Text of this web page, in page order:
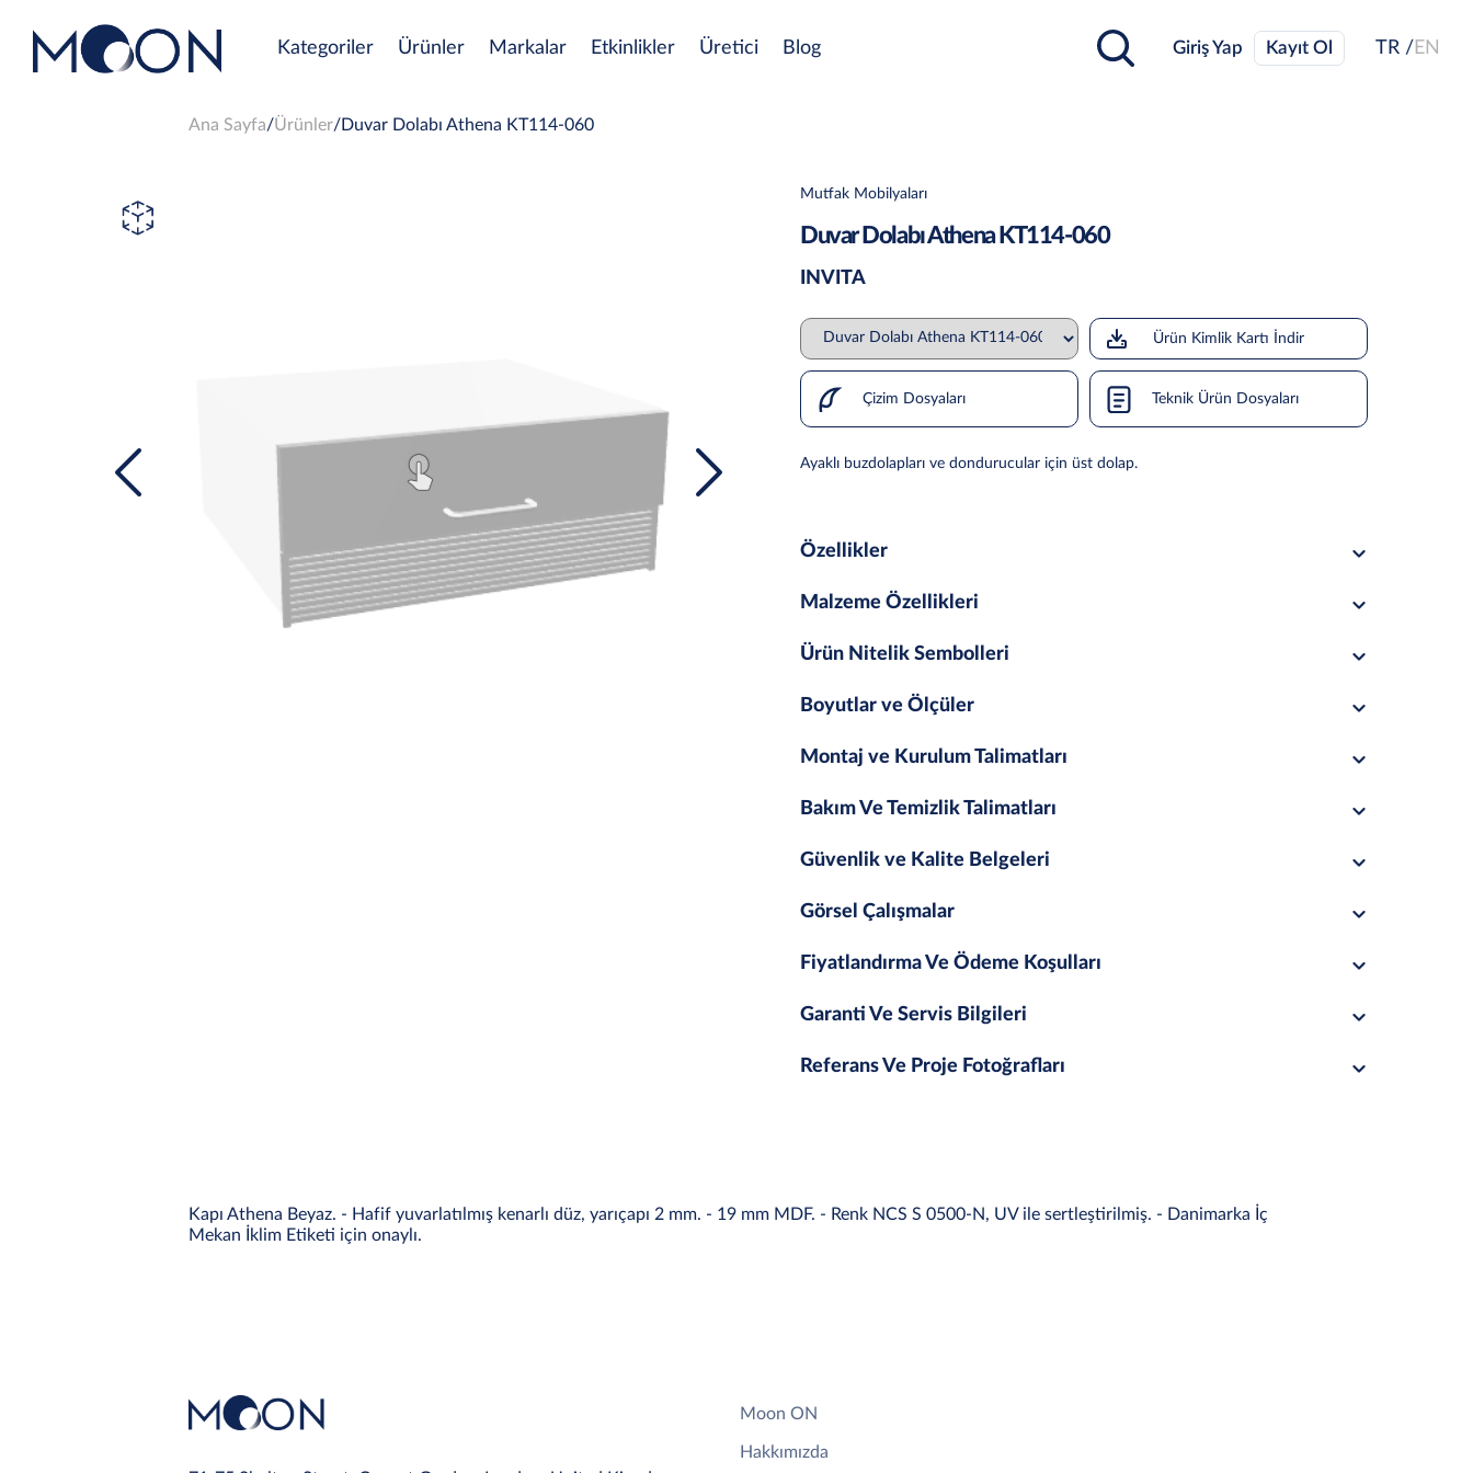
Kategoriler Ürünler Markalar Etkinlikler Üretici Blog Giriş Yap Kayıt Ol TR / EN
Ana Sayfa Ürünler Duvar Dolabı Athena KT114-060
Mutfak Mobilyaları
Duvar Dolabı Athena KT114-060
INVITA
Ürün Kimlik Kartı İndir
Çizim Dosyaları Teknik Ürün Dosyaları
Ayaklı buzdolapları ve dondurucular için üst dolap.
Özellikler
Malzeme Özellikleri
Ürün Nitelik Sembolleri
Boyutlar ve Ölçüler
Montaj ve Kurulum Talimatları
Bakım Ve Temizlik Talimatları
Güvenlik ve Kalite Belgeleri
Görsel Çalışmalar
Fiyatlandırma Ve Ödeme Koşulları
Garanti Ve Servis Bilgileri
Referans Ve Proje Fotoğrafları
Kapı Athena Beyaz. - Hafif yuvarlatılmış kenarlı düz, yarıçapı 2 mm. - 19 mm MDF. - Renk NCS S 0500-N, UV ile sertleştirilmiş. - Danimarka İç
Mekan İklim Etiketi için onaylı.
Moon ON
Hakkımızda